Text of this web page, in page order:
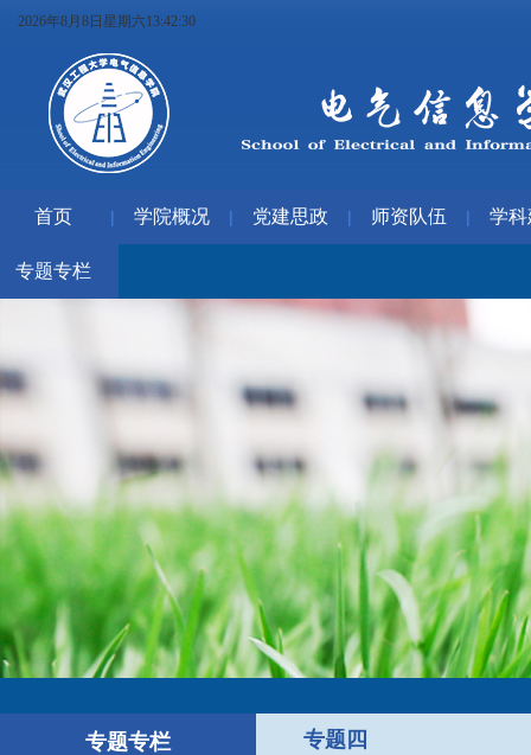
2026年8月8日星期六13:42:31
首页 | 学院概况 | 党建思政 | 师资队伍 | 学
专题专栏
专题专栏 专题四